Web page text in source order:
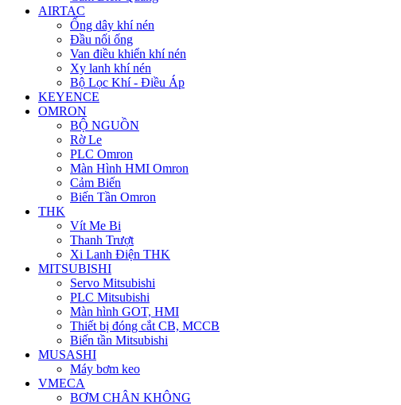
AIRTAC
Ống dây khí nén
Đầu nối ống
Van điều khiển khí nén
Xy lanh khí nén
Bộ Lọc Khí - Điều Áp
KEYENCE
OMRON
BỘ NGUỒN
Rờ Le
PLC Omron
Màn Hình HMI Omron
Cảm Biến
Biến Tần Omron
THK
Vít Me Bi
Thanh Trượt
Xi Lanh Điện THK
MITSUBISHI
Servo Mitsubishi
PLC Mitsubishi
Màn hình GOT, HMI
Thiết bị đóng cắt CB, MCCB
Biến tần Mitsubishi
MUSASHI
Máy bơm keo
VMECA
BƠM CHÂN KHÔNG